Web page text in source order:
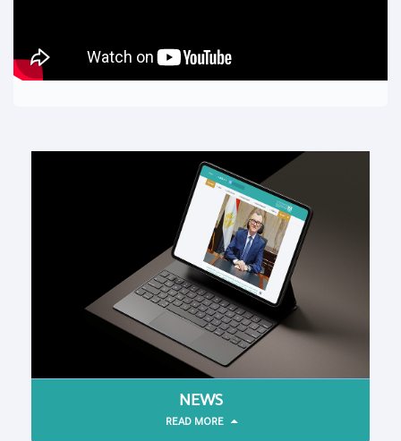
NEWS
READ MORE